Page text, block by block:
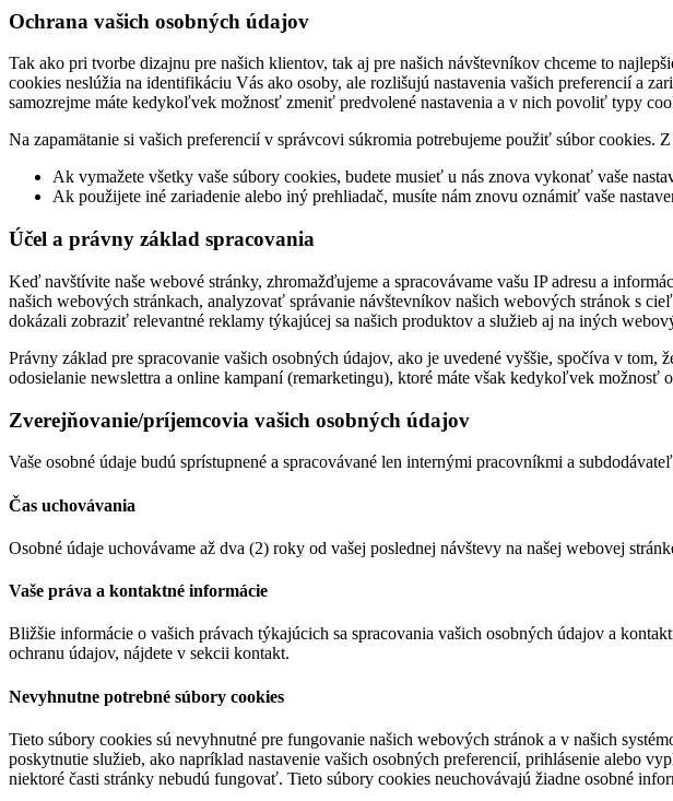
Ochrana vašich osobných údajov
Tak ako pri tvorbe dizajnu pre našich klientov, tak aj pre našich návštevníkov chceme to
cookies neslúžia na identifikáciu Vás ako osoby, ale rozlišujú nastavenia vašich preferencií a
samozrejme máte kedykoľvek možnosť zmeniť predvolené nastavenia a v nich povoliť typy
Na zapamätanie si vašich preferencií v správcovi súkromia potrebujeme použiť súbor cookies.
Ak vymažete všetky vaše súbory cookies, budete musieť u nás znova vykonať vaše
Ak použijete iné zariadenie alebo iný prehliadač, musíte nám znovu oznámiť vaše
Účel a právny základ spracovania
Keď navštívite naše webové stránky, zhromažďujeme a spracovávame vašu IP adresu a
našich webových stránkach, analyzovať správanie návštevníkov našich webových stránok s
dokázali zobraziť relevantné reklamy týkajúcej sa našich produktov a služieb aj na iných
Právny základ pre spracovanie vašich osobných údajov, ako je uvedené vyššie, spočíva v
odosielanie newslettra a online kampaní (remarketingu), ktoré máte však kedykoľvek
Zverejňovanie/príjemcovia vašich osobných údajov
Vaše osobné údaje budú sprístupnené a spracovávané len internými pracovníkmi a
Čas uchovávania
Osobné údaje uchovávame až dva (2) roky od vašej poslednej návštevy na našej webovej
Vaše práva a kontaktné informácie
Bližšie informácie o vašich právach týkajúcich sa spracovania vašich osobných údajov a
ochranu údajov, nájdete v sekcii kontakt.
Nevyhnutne potrebné súbory cookies
Tieto súbory cookies sú nevyhnutné pre fungovanie našich webových stránok a v našich
poskytnutie služieb, ako napríklad nastavenie vašich osobných preferencií, prihlásenie alebo
niektoré časti stránky nebudú fungovať. Tieto súbory cookies neuchovávajú žiadne osobné